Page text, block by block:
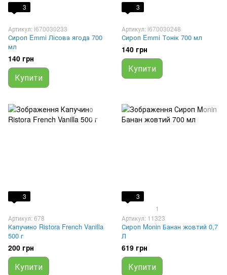
3
Артикул: i670030233
Сироп Emmi Лісова ягода 700
мл
140 грн
Купити
3
Артикул: i670030248
Сироп Emmi Тонік 700 мл
140 грн
Купити
3
Артикул: 678
Капучино Ristora French Vanilla
500 г
200 грн
Купити
3
1
Артикул: 11323
Сироп Monin Банан жовтий 0,7
Л
619 грн
Купити